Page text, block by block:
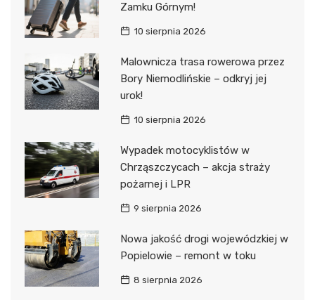
Zamku Górnym!
10 sierpnia 2026
Malownicza trasa rowerowa przez
Bory Niemodlińskie – odkryj jej
urok!
10 sierpnia 2026
Wypadek motocyklistów w
Chrząszczycach – akcja straży
pożarnej i LPR
9 sierpnia 2026
Nowa jakość drogi wojewódzkiej w
Popielowie – remont w toku
8 sierpnia 2026